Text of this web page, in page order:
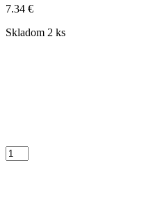
7.34 €
Skladom 2 ks